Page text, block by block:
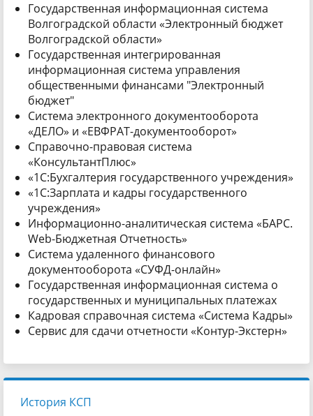
Государственная информационная система
Волгоградской области «Электронный бюджет
Волгоградской области»
Государственная интегрированная
информационная система управления
общественными финансами "Электронный
бюджет"
Система электронного документооборота
«ДЕЛО» и «ЕВФРАТ-документооборот»
Справочно-правовая система
«КонсультантПлюс»
«1С:Бухгалтерия государственного учреждения»
«1С:Зарплата и кадры государственного
учреждения»
Информационно-аналитическая система «БАРС.
Web-Бюджетная Отчетность»
Система удаленного финансового
документооборота «СУФД-онлайн»
Государственная информационная система о
государственных и муниципальных платежах
Кадровая справочная система «Система Кадры»
Сервис для сдачи отчетности «Контур-Экстерн»
История КСП